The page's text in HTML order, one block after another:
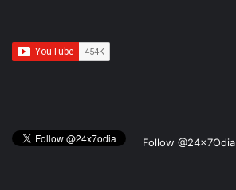
Follow @24x7Odia